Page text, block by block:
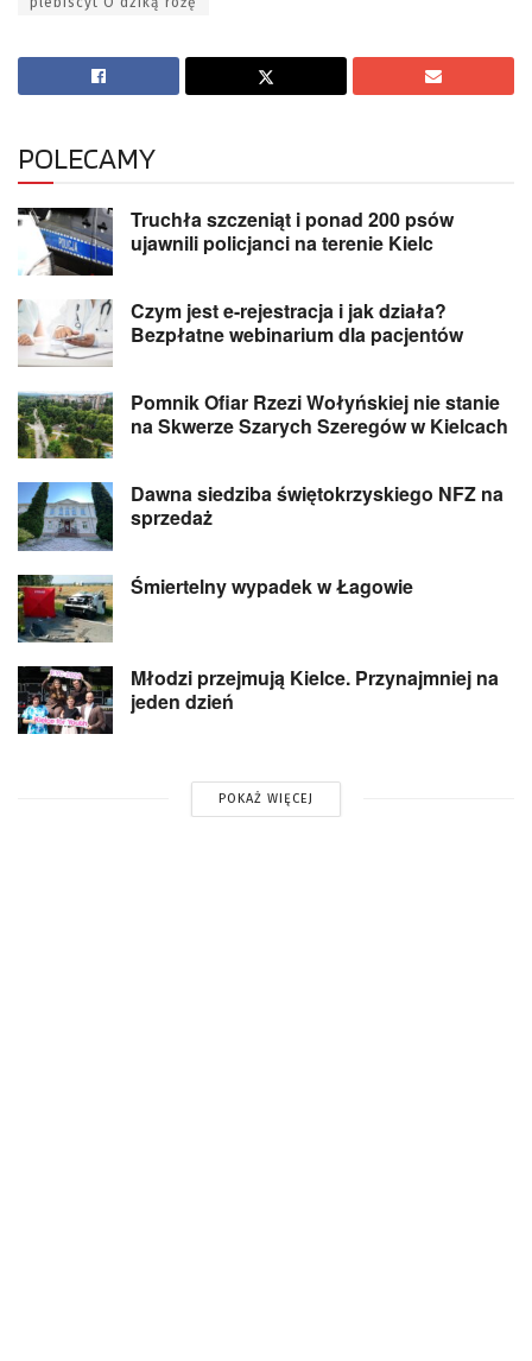
POLECAMY
Truchła szczeniąt i ponad 200 psów
ujawnili policjanci na terenie Kielc
Czym jest e-rejestracja i jak działa?
Bezpłatne webinarium dla pacjentów
Pomnik Ofiar Rzezi Wołyńskiej nie stanie
na Skwerze Szarych Szeregów w Kielcach
Dawna siedziba świętokrzyskiego NFZ na
sprzedaż
Śmiertelny wypadek w Łagowie
Młodzi przejmują Kielce. Przynajmniej na
jeden dzień
POKAŻ WIĘCEJ